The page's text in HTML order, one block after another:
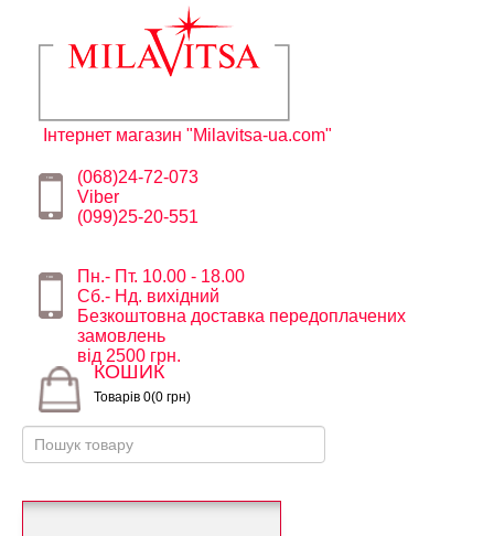
Інтернет магазин "Milavitsa-ua.com"
(068)24-72-073
Viber
(099)25-20-551
Пн.- Пт. 10.00 - 18.00
Сб.- Нд. вихідний
Безкоштовна доставка передоплачених
замовлень
від 2500 грн.
КОШИК
Товарів 0(0 грн)